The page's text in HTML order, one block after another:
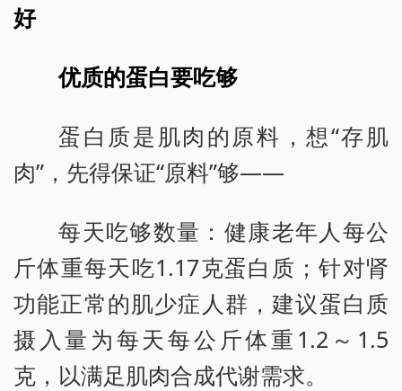
好
优质的蛋白要吃够
蛋白质是肌肉的原料，想“存肌
肉”，先得保证“原料”够——
每天吃够数量：健康老年人每公
斤体重每天吃1.17克蛋白质；针对肾
功能正常的肌少症人群，建议蛋白质
摄入量为每天每公斤体重1.2～1.5
克，以满足肌肉合成代谢需求。